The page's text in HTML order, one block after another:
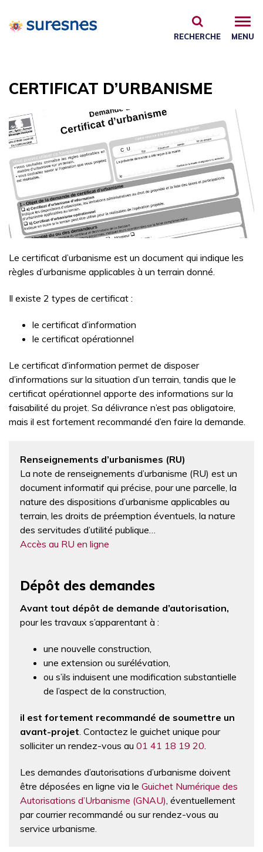
MENU
RECHERCHE
CERTIFICAT D’URBANISME
Le certificat d’urbanisme est un document qui indique les
règles d’urbanisme applicables à un terrain donné.
Il existe 2 types de certificat :
le certificat d’information
le certificat opérationnel
Le certificat d’information permet de disposer
d’informations sur la situation d’un terrain, tandis que le
certificat opérationnel apporte des informations sur la
faisabilité du projet. Sa délivrance n’est pas obligatoire,
mais il est fortement recommandé d’en faire la demande.
Renseignements d’urbanismes (RU)
La note de renseignements d’urbanisme (RU) est un
document informatif qui précise, pour une parcelle, la
nature des dispositions d’urbanisme applicables au
terrain, les droits de préemption éventuels, la nature
des servitudes d’utilité publique…
Accès au RU en ligne
Dépôt des demandes
Avant tout dépôt de demande d’autorisation,
pour les travaux s’apparentant à :
une nouvelle construction,
une extension ou surélévation,
ou s’ils induisent une modification substantielle
de l’aspect de la construction,
il est fortement recommandé de soumettre un
avant-projet . Contactez le guichet unique pour
solliciter un rendez-vous au 01 41 18 19 20
Les demandes d’autorisations d’urbanisme doivent
être déposées en ligne via le Guichet Numérique des
Autorisations d’Urbanisme (GNAU) , éventuellement
par courrier recommandé ou sur rendez-vous au
service urbanisme.